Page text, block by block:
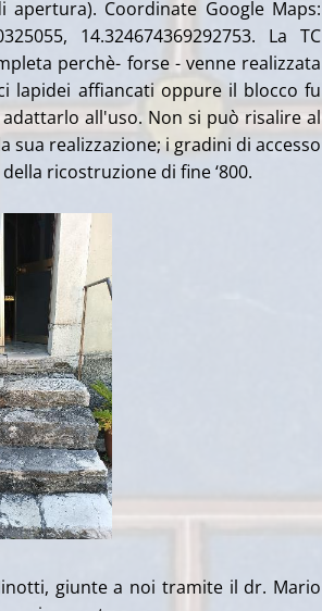
apertura). Coordinate Google Maps:
14.324674369292753. La TC
perchè- forse - venne realizzata
lapidei affiancati oppure il blocco fu
all'uso. Non si può risalire al
sua realizzazione; i gradini di accesso
ricostruzione di fine ‘800.
giunte a noi tramite il dr. Mario